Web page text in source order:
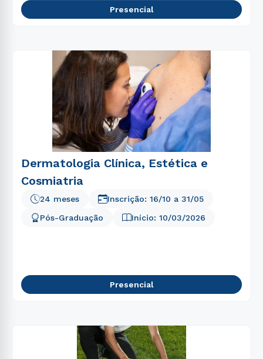
Presencial
Dermatologia Clínica, Estética e
Cosmiatria
Pós-Graduação Início: 10/03/2026
24 meses Inscrição: 16/10 a 31/05
Presencial